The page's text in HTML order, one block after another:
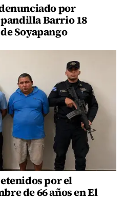
por
Barrio 18
Soyapango
por el
de 66 años en El